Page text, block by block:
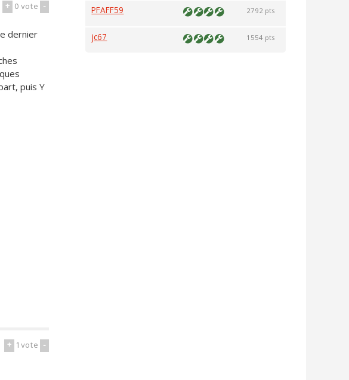
+ 0vote -
dernier
puis Y
+ 1vote -
PFAFF59 2792 pts
jc67 1554 pts